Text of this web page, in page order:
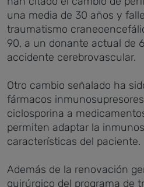
una media de 30 años y
traumatismo
90, a un donante actual de
accidente cerebrovascular.
Otro cambio señalado ha
fármacos
ciclosporina a
permiten adaptar la
características del paciente.
Además de la renovación
quirúrgico del programa de